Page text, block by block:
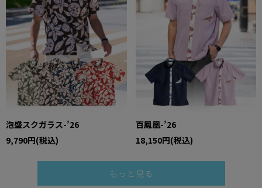
泡盛スクガラス-’26
9,790円(税込)
百鳳凰-’26
18,150円(税込)
もっと見る